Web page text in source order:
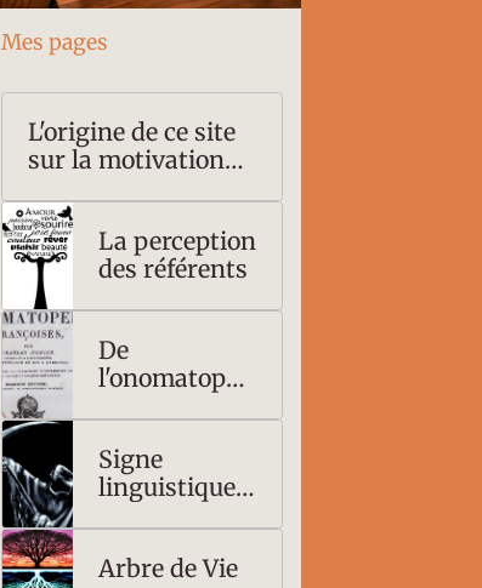
Mes pages
L'origine de ce site
sur la motivation
linguistique
La perception
des référents
De
l'onomatopée
Signe
linguistique :
Arbre de Vie